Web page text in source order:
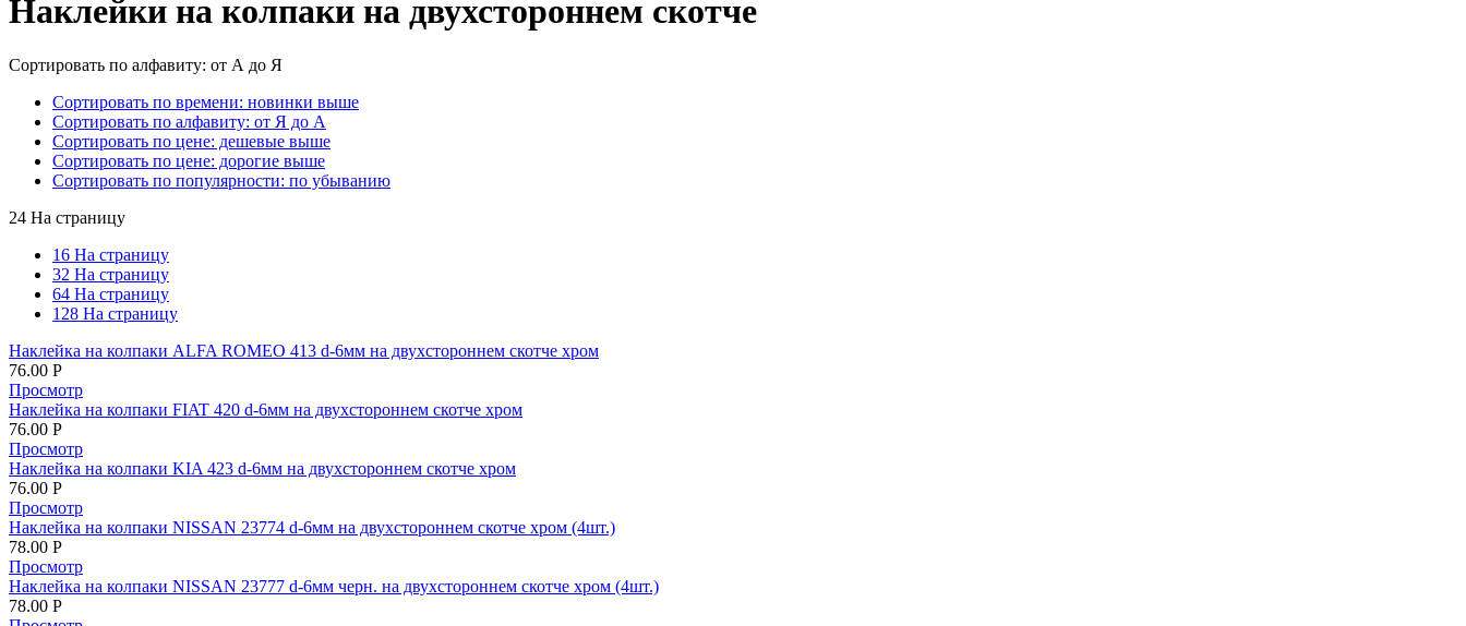
Наклейки на колпаки на двухстороннем скотче
Сортировать по алфавиту: от А до Я
Сортировать по времени: новинки выше
Сортировать по алфавиту: от Я до А
Сортировать по цене: дешевые выше
Сортировать по цене: дорогие выше
Сортировать по популярности: по убыванию
24 На страницу
16 На страницу
32 На страницу
64 На страницу
128 На страницу
Наклейка на колпаки ALFA ROMEO 413 d-6мм на двухстороннем скотче хром
76.00 Р
Просмотр
Наклейка на колпаки FIAT 420 d-6мм на двухстороннем скотче хром
76.00 Р
Просмотр
Наклейка на колпаки KIA 423 d-6мм на двухстороннем скотче хром
76.00 Р
Просмотр
Наклейка на колпаки NISSAN 23774 d-6мм на двухстороннем скотче хром (4шт.)
78.00 Р
Просмотр
Наклейка на колпаки NISSAN 23777 d-6мм черн. на двухстороннем скотче хром (4шт.)
78.00 Р